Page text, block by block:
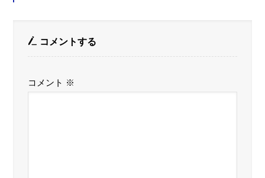
コメントする
コメント ※